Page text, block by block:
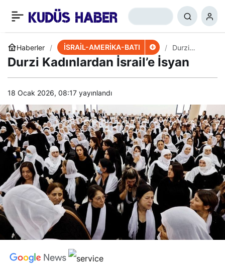
Haberler İSRAİL-AMERİKA-BATI
Durzi
İsrail’e İsyan
Durzi Kadınlardan İsrail’e İsyan
18 Ocak 2026, 08:17 yayınlandı
İsrailli Uzmanlardan
Hizbullah’la Savaş
Uyarısı
+ 0 Paylaş